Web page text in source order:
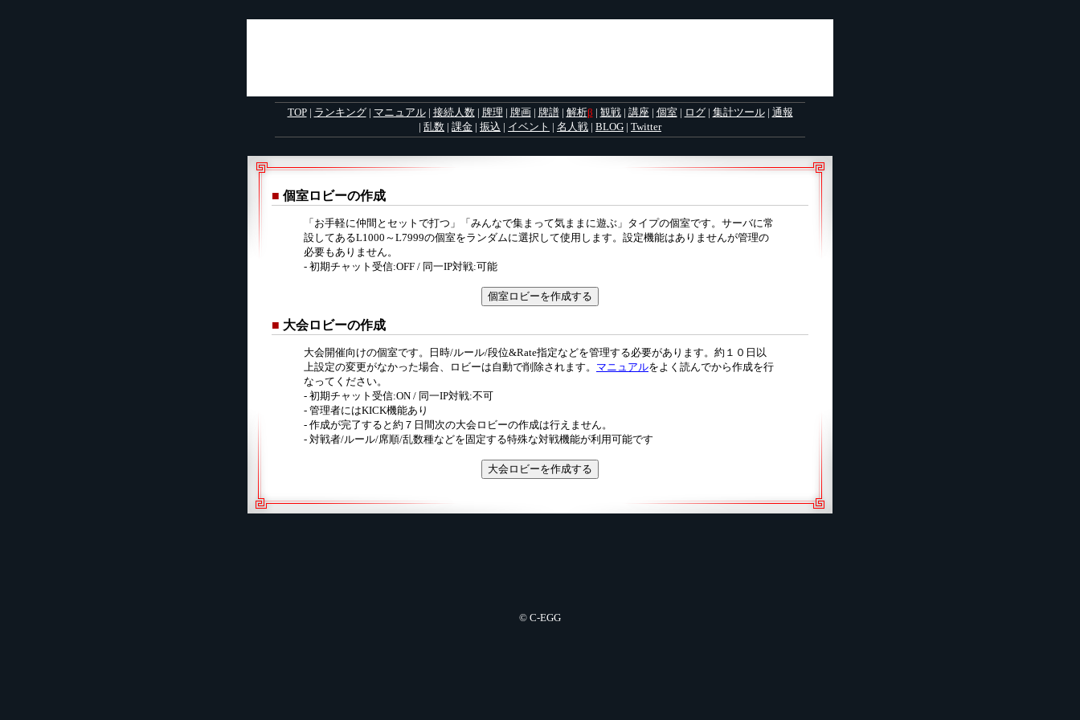
TOP | ランキング | マニュアル | 接続人数 | 牌理 | 牌画 | 牌譜 | 解析β | 観戦 | 講座 | 個室 | ログ | 集計ツール | 通報
| 乱数 | 課金 | 振込 | イベント | 名人戦 | BLOG | Twitter
■ 個室ロビーの作成
「お手軽に仲間とセットで打つ」「みんなで集まって気ままに遊ぶ」タイプの個室です。サーバに常
設してあるL1000～L7999の個室をランダムに選択して使用します。設定機能はありませんが管理の
必要もありません。
- 初期チャット受信:OFF / 同一IP対戦:可能
■ 大会ロビーの作成
大会開催向けの個室です。日時/ルール/段位&Rate指定などを管理する必要があります。約１０日以
上設定の変更がなかった場合、ロビーは自動で削除されます。 マニュアルをよく読んでから作成を行
なってください。
- 初期チャット受信:ON / 同一IP対戦:不可
- 管理者にはKICK機能あり
- 作成が完了すると約７日間次の大会ロビーの作成は行えません。
- 対戦者/ルール/席順/乱数種などを固定する特殊な対戦機能が利用可能です
© C-EGG